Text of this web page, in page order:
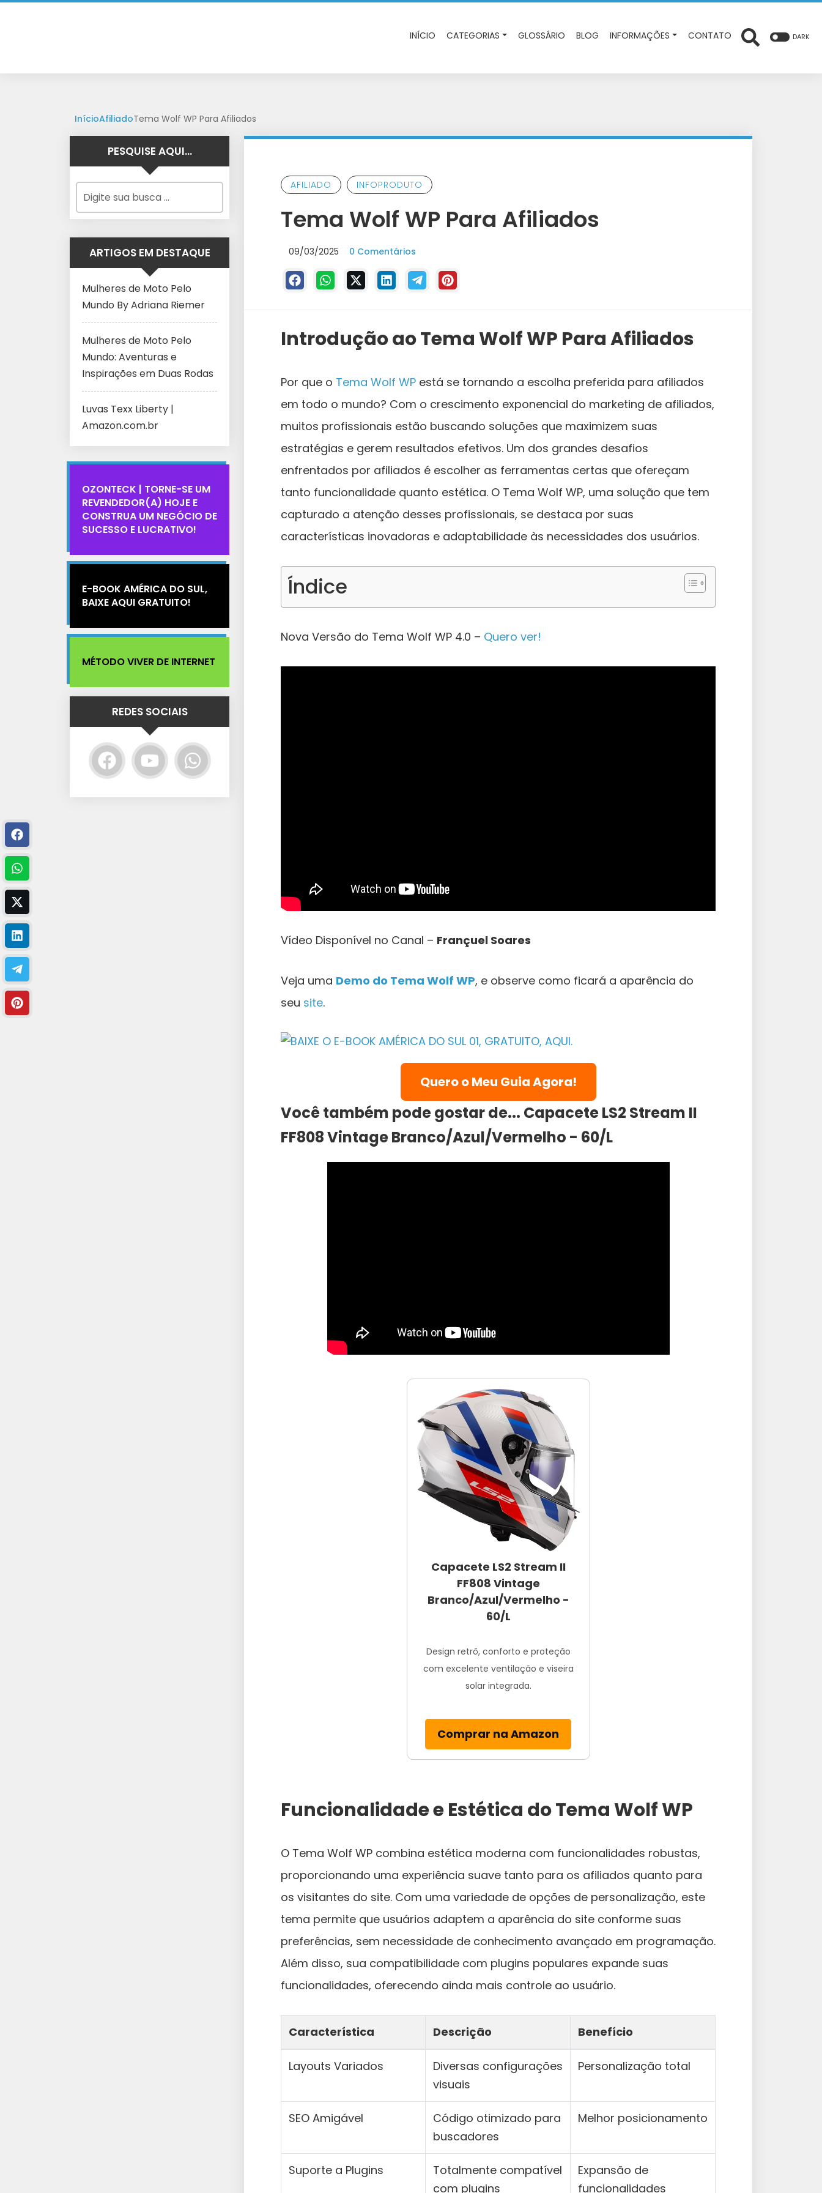
INÍCIO CATEGORIAS GLOSSÁRIO BLOG INFORMAÇÕES CONTATO DARK
InícioAfiliadoTema Wolf WP Para Afiliados
AFILIADO INFOPRODUTO
Tema Wolf WP Para Afiliados
09/03/2025 0 Comentários
Introdução ao Tema Wolf WP Para Afiliados
Por que o Tema Wolf WP está se tornando a escolha preferida para afiliados
em todo o mundo? Com o crescimento exponencial do marketing de afiliados,
muitos profissionais estão buscando soluções que maximizem suas
estratégias e gerem resultados efetivos. Um dos grandes desafios
enfrentados por afiliados é escolher as ferramentas certas que ofereçam
tanto funcionalidade quanto estética. O Tema Wolf WP, uma solução que tem
capturado a atenção desses profissionais, se destaca por suas
características inovadoras e adaptabilidade às necessidades dos usuários.
Índice
Nova Versão do Tema Wolf WP 4.0 – Quero ver!
Vídeo Disponível no Canal – Françuel Soares
Veja uma Demo do Tema Wolf WP, e observe como ficará a aparência do
seu site.
Quero o Meu Guia Agora!
Você também pode gostar de... Capacete LS2 Stream II
FF808 Vintage Branco/Azul/Vermelho - 60/L
Capacete LS2 Stream II
FF808 Vintage
Branco/Azul/Vermelho -
60/L
Design retrô, conforto e proteção
com excelente ventilação e viseira
solar integrada.
Comprar na Amazon
Funcionalidade e Estética do Tema Wolf WP
O Tema Wolf WP combina estética moderna com funcionalidades robustas,
proporcionando uma experiência suave tanto para os afiliados quanto para
os visitantes do site. Com uma variedade de opções de personalização, este
tema permite que usuários adaptem a aparência do site conforme suas
preferências, sem necessidade de conhecimento avançado em programação.
Além disso, sua compatibilidade com plugins populares expande suas
funcionalidades, oferecendo ainda mais controle ao usuário.
Característica Descrição Benefício
Layouts Variados
Diversas configurações
visuais
Personalização total
SEO Amigável
Código otimizado para
buscadores
Melhor posicionamento
Suporte a Plugins
Totalmente compatível
com plugins
Expansão de
funcionalidades
PESQUISE AQUI…
ARTIGOS EM DESTAQUE
Mulheres de Moto Pelo
Mundo By Adriana Riemer
Mulheres de Moto Pelo
Mundo: Aventuras e
Inspirações em Duas Rodas
Luvas Texx Liberty |
Amazon.com.br
OZONTECK | TORNE-SE UM
REVENDEDOR(A) HOJE E
CONSTRUA UM NEGÓCIO DE
SUCESSO E LUCRATIVO!
E-BOOK AMÉRICA DO SUL,
BAIXE AQUI GRATUITO!
MÉTODO VIVER DE INTERNET
REDES SOCIAIS